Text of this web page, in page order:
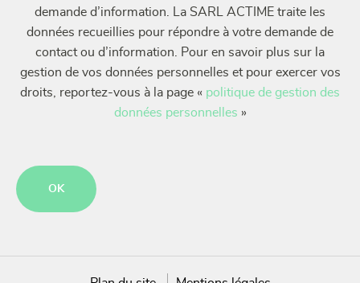
demande d’information. La SARL ACTIME traite les
données recueillies pour répondre à votre demande de
contact ou d’information. Pour en savoir plus sur la
gestion de vos données personnelles et pour exercer vos
droits, reportez-vous à la page « politique de gestion des
données personnelles »